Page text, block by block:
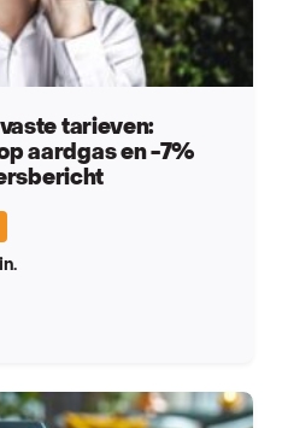
tarieven:
aardgas en -7%